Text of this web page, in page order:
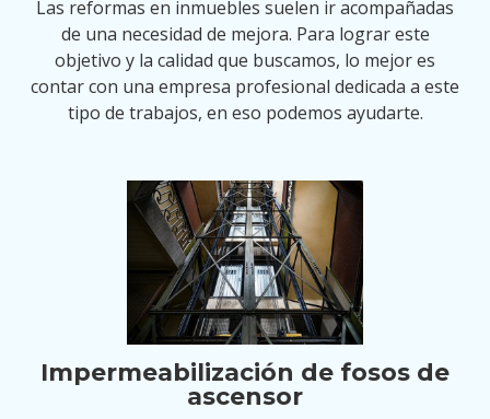
Las reformas en inmuebles suelen ir acompañadas
de una necesidad de mejora. Para lograr este
objetivo y la calidad que buscamos, lo mejor es
contar con una empresa profesional dedicada a este
tipo de trabajos, en eso podemos ayudarte.
Impermeabilización de fosos de
ascensor